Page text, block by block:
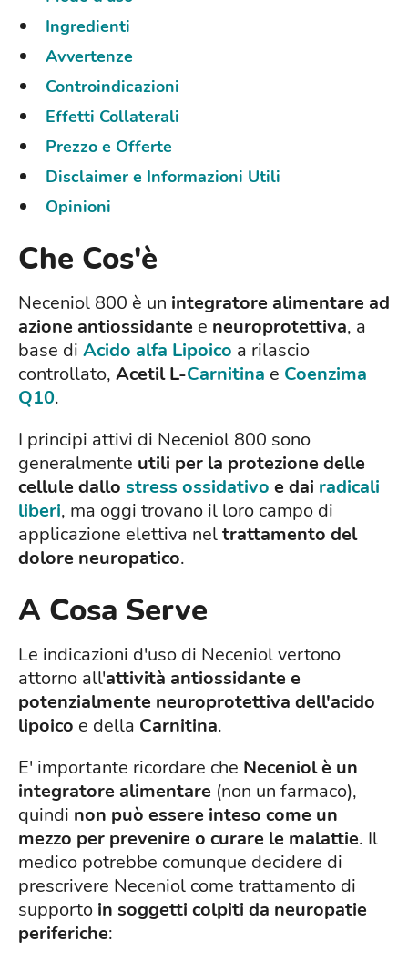
Ingredienti
Avvertenze
Controindicazioni
Effetti Collaterali
Prezzo e Offerte
Disclaimer e Informazioni Utili
Opinioni
Che Cos'è
Neceniol 800 è un integratore alimentare ad
azione antiossidante e neuroprotettiva, a
base di Acido alfa Lipoico a rilascio
controllato, Acetil L-Carnitina e Coenzima
Q10.
I principi attivi di Neceniol 800 sono
generalmente utili per la protezione delle
cellule dallo stress ossidativo e dai radicali
liberi, ma oggi trovano il loro campo di
applicazione elettiva neltrattamento del
dolore neuropatico.
A Cosa Serve
Le indicazioni d'uso di Neceniol vertono
attorno all'attività antiossidante e
potenzialmente neuroprotettiva dell'acido
lipoico e della Carnitina.
E' importante ricordare che Neceniol è un
integratore alimentare (non un farmaco),
quindi non può essere inteso come un
mezzo per prevenire o curare le malattie. Il
medico potrebbe comunque decidere di
prescrivere Neceniol come trattamento di
supporto in soggetti colpiti da neuropatie
periferiche: